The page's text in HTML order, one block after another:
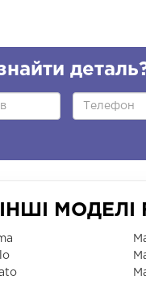
МОДЕЛІ